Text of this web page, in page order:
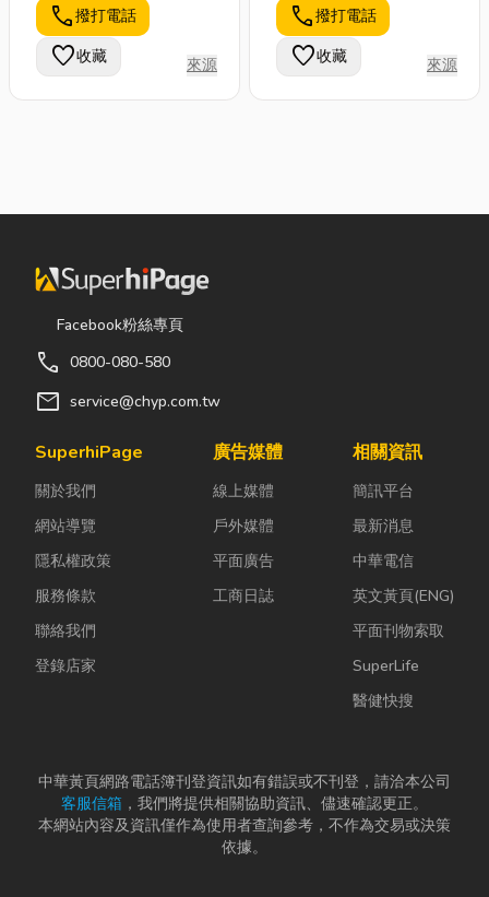
call撥打電話
favorite收藏 來源
call撥打電話
favorite收藏 來源
Facebook粉絲專頁
call 0800-080-580
mail service@chyp.com.tw
SuperhiPage
關於我們
網站導覽
隱私權政策
服務條款
聯絡我們
登錄店家
廣告媒體
線上媒體
戶外媒體
平面廣告
工商日誌
相關資訊
簡訊平台
最新消息
中華電信
英文黃頁(ENG)
平面刊物索取
SuperLife
醫健快搜
中華黃頁網路電話簿刊登資訊如有錯誤或不刊登，請洽本公司
客服信箱 ，我們將提供相關協助資訊、儘速確認更正。
本網站內容及資訊僅作為使用者查詢參考，不作為交易或決策
依據。